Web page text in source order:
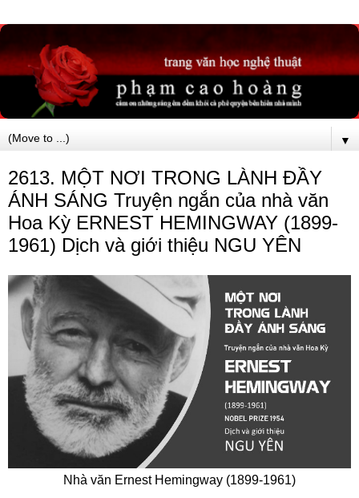
▼
2613. MỘT NƠI TRONG LÀNH ĐẦY
ÁNH SÁNG Truyện ngắn của nhà văn
Hoa Kỳ ERNEST HEMINGWAY (1899-
1961) Dịch và giới thiệu NGU YÊN
Nhà văn Ernest Hemingway (1899-1961)